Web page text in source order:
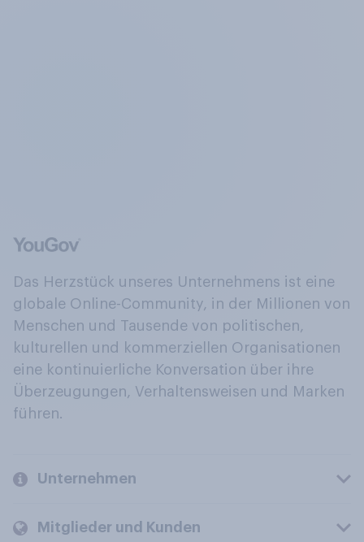
Das Herzstück unseres Unternehmens ist eine
globale Online-Community, in der Millionen von
Menschen und Tausende von politischen,
kulturellen und kommerziellen Organisationen
eine kontinuierliche Konversation über ihre
Überzeugungen, Verhaltensweisen und Marken
führen.
Unternehmen
Mitglieder und Kunden